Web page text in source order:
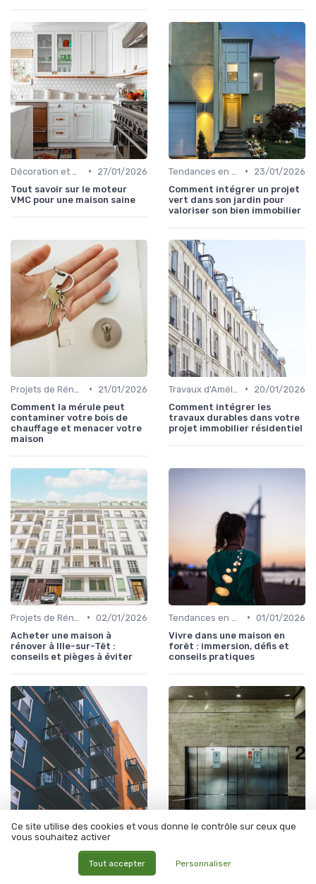
•
27/01/2026
Tout savoir sur le moteur
VMC pour une maison saine
•
23/01/2026
Comment intégrer un projet
vert dans son jardin pour
valoriser son bien immobilier
•
21/01/2026
Comment la mérule peut
contaminer votre bois de
chauffage et menacer votre
maison
•
20/01/2026
Comment intégrer les
travaux durables dans votre
projet immobilier résidentiel
• 02/01/2026
Acheter une maison à
rénover à Ille-sur-Têt :
conseils et pièges à éviter
• 01/01/2026
Vivre dans une maison en
forêt : immersion, défis et
conseils pratiques
Projets de Rénovation • 01/01/2026
Acheter une maison à
rénover : conseils et pièges à
étang : charme, avantages
Ce site utilise des cookies et vous donne le contrôle sur ceux que
vous souhaitez activer
Tout accepter Personnaliser